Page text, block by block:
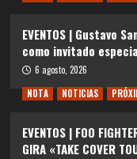
EVENTOS | Gustavo
como invitado
6 agosto, 2026
NOTA
NOTICIAS
EVENTOS | FOO
GIRA «TAKE COVER